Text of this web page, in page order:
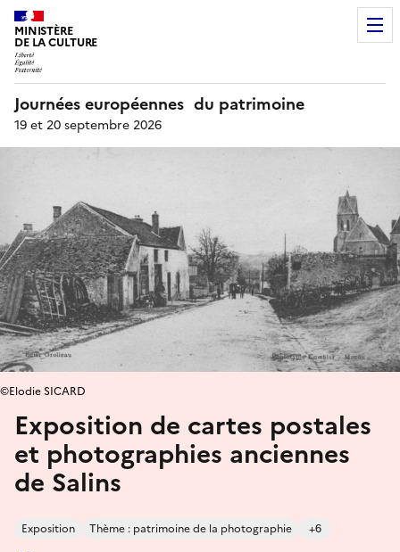
MINISTÈRE
DE LA CULTURE
Journées européennes du patrimoine
19 et 20 septembre 2026
Exposition de cartes postales
et photographies anciennes
de Salins
Exposition Thème : patrimoine de la photographie +6
©Elodie SICARD